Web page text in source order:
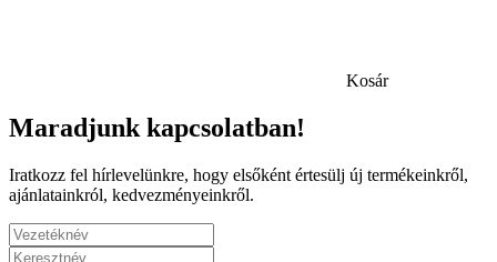
Kosár
Maradjunk kapcsolatban!
Iratkozz fel hírlevelünkre, hogy elsőként értesülj új termékeinkről,
ajánlatainkról, kedvezményeinkről.